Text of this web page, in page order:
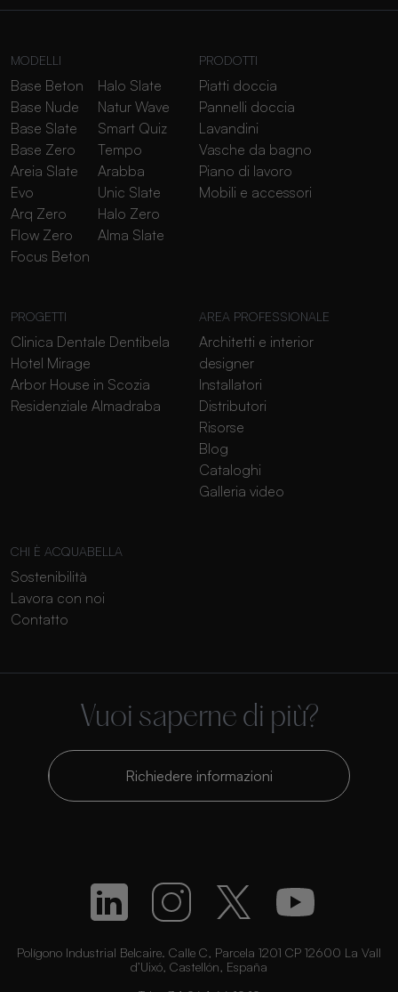
MODELLI
Base Beton
Base Nude
Base Slate
Base Zero
Areia Slate
Evo
Arq Zero
Flow Zero
Focus Beton
Halo Slate
Natur Wave
Smart Quiz
Tempo
Arabba
Unic Slate
Halo Zero
Alma Slate
PRODOTTI
Piatti doccia
Pannelli doccia
Lavandini
Vasche da bagno
Piano di lavoro
Mobili e accessori
PROGETTI
Clinica Dentale Dentibela
Hotel Mirage
Arbor House in Scozia
Residenziale Almadraba
AREA PROFESSIONALE
Architetti e interior
designer
Installatori
Distributori
Risorse
Blog
Cataloghi
Galleria video
CHI È ACQUABELLA
Sostenibilità
Lavora con noi
Contatto
Vuoi saperne di più?
Richiedere informazioni
Polígono Industrial Belcaire. Calle C, Parcela 1201 CP 12600 La Vall
d’Uixó, Castellón, España